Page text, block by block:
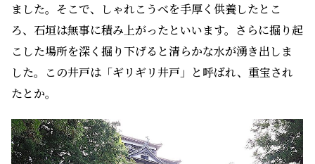
ました。そこで、しゃれこうべを手厚く供養したとこ
ろ、石垣は無事に積み上がったといいます。さらに掘り起
こした場所を深く掘り下げると清らかな水が湧き出しま
した。この井戸は「ギリギリ井戸」と呼ばれ、重宝され
たとか。